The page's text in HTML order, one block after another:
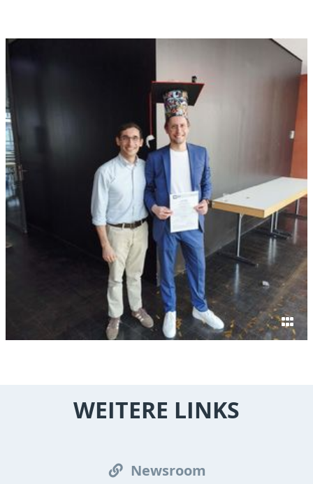
WEITERE LINKS
Newsroom